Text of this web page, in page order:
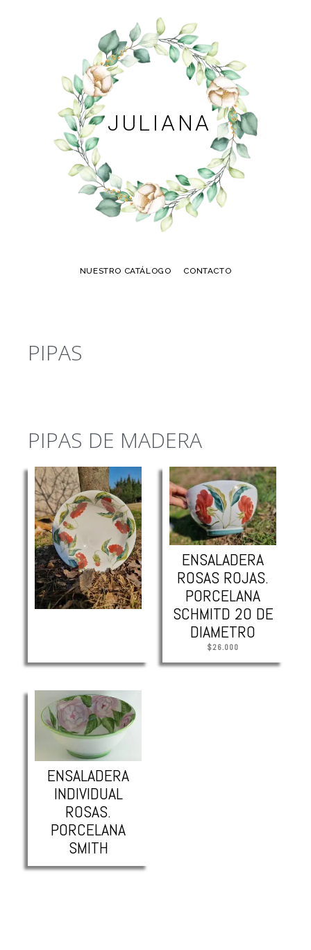
JULIANA
NUESTRO CATÁLOGO CONTACTO
PIPAS
PIPAS DE MADERA
ENSALADERA
ROSAS ROJAS.
PORCELANA
SCHMITD 20 DE
DIAMETRO
$26.000
ENSALADERA
INDIVIDUAL
ROSAS.
PORCELANA
SMITH